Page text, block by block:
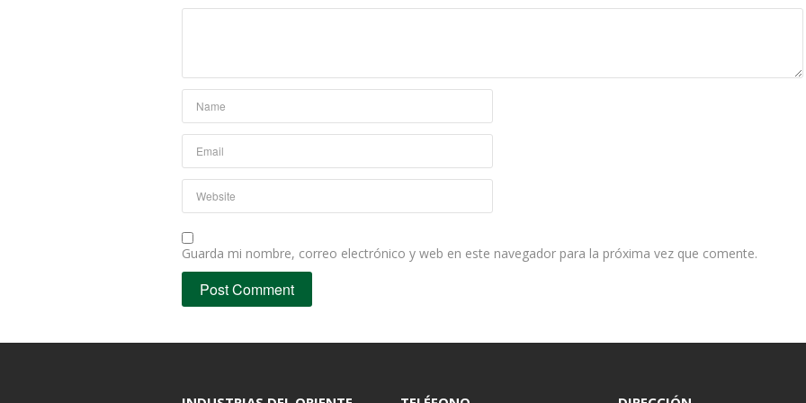
Guarda mi nombre, correo electrónico y web en este navegador para la próxima vez que comente.